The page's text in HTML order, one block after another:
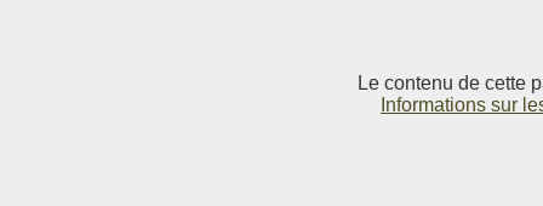
Le contenu de cette
Informations sur